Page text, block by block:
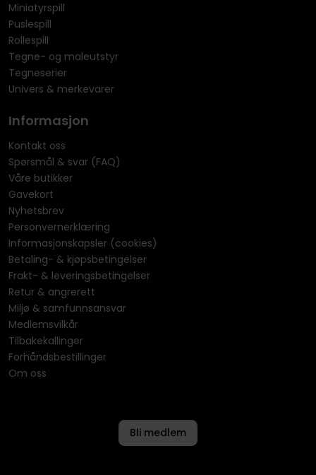
Miniatyrspill
Puslespill
Rollespill
Tegne- og maleutstyr
Tegneserier
Univers & merkevarer
Informasjon
Kontakt oss
Spørsmål & svar (FAQ)
Våre butikker
Gavekort
Nyhetsbrev
Personvernerklæring
Informasjonskapsler (cookies)
Betaling- & kjøpsbetingelser
Frakt- & leveringsbetingelser
Retur & angrerett
Miljø & samfunnsansvar
Medlemsvilkår
Tilbakekallinger
Forhåndsbestillinger
Om oss
Bli medlem